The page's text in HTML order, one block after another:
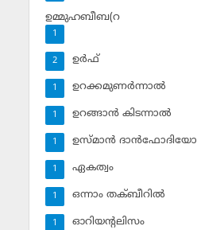
ഉമ്മുഹബീബ(റ
1
ഉര്‍ഫ്
2
ഉറക്കമുണര്‍ന്നാല്‍
1
ഉറങ്ങാന്‍ കിടന്നാല്‍
1
ഉസ്മാന്‍ ദാന്‍ഫോദിയോ
1
ഏകത്വം
1
ഒന്നാം തക്ബീറില്‍
1
ഓറിയന്റലിസം
1